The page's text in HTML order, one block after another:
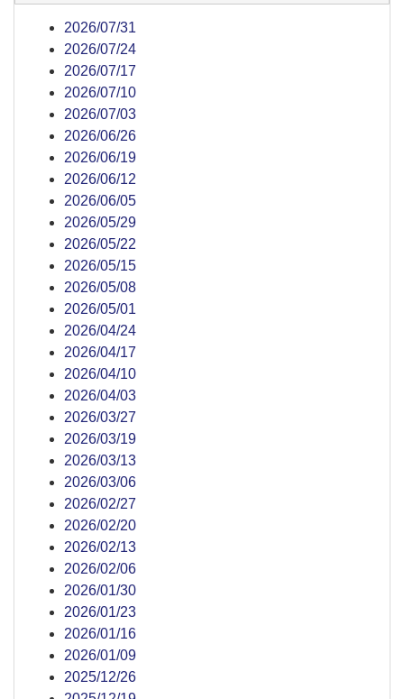
2026/07/31
2026/07/24
2026/07/17
2026/07/10
2026/07/03
2026/06/26
2026/06/19
2026/06/12
2026/06/05
2026/05/29
2026/05/22
2026/05/15
2026/05/08
2026/05/01
2026/04/24
2026/04/17
2026/04/10
2026/04/03
2026/03/27
2026/03/19
2026/03/13
2026/03/06
2026/02/27
2026/02/20
2026/02/13
2026/02/06
2026/01/30
2026/01/23
2026/01/16
2026/01/09
2025/12/26